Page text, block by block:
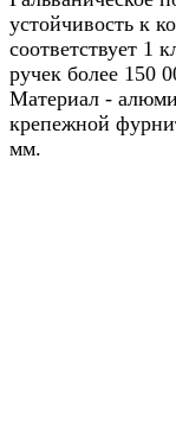
устойчивость к
соответствует 1
ручек более 150
Материал -
крепежной
мм.